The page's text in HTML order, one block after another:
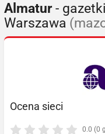
Almatur-
Warszawa
Ocena sieci
0.0 (0